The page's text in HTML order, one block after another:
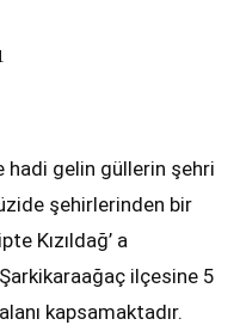
hadi gelin güllerin şehri
şehirlerinden bir
Kızıldağ’ a
ilçesine 5
kapsamaktadır.